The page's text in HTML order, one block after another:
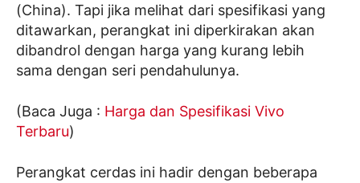
(China). Tapi jika melihat dari spesifikasi yang
ditawarkan, perangkat ini diperkirakan akan
dibandrol dengan harga yang kurang lebih
sama dengan seri pendahulunya.
(Baca Juga : Harga dan Spesifikasi Vivo
Terbaru)
Perangkat cerdas ini hadir dengan beberapa